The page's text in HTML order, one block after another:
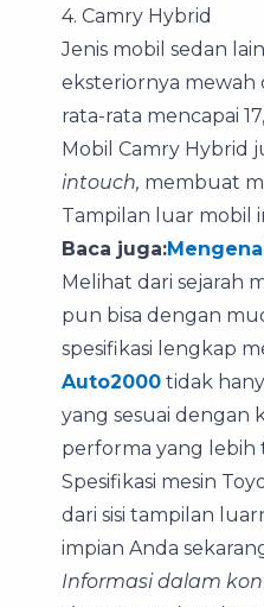
4. Camry Hybrid
Jenis mobil sedan
eksteriornya mewah
rata-rata mencapai
Mobil Camry Hybrid
intouch, membuat
Tampilan luar mobil
Baca juga:
Melihat dari sejarah
pun bisa dengan
spesifikasi lengkap
Auto2000 tidak
yang sesuai dengan
performa yang lebih
Spesifikasi mesin
dari sisi tampilan
impian Anda
Informasi dalam